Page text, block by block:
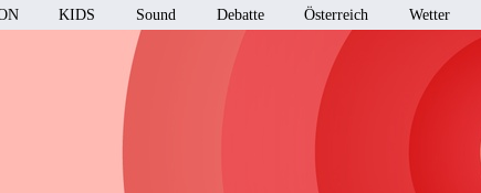
KIDS Sound Debatte Österreich Wetter